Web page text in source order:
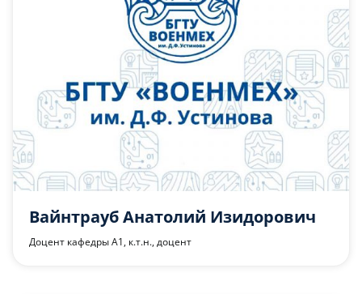
Вайнтрауб Анатолий Изидорович
Доцент кафедры А1, к.т.н., доцент